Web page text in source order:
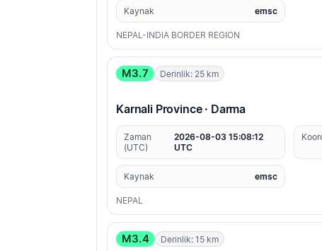
Kaynak emsc
NEPAL-INDIA BORDER REGION
M3.7 Derinlik: 25 km
Karnali Province · Darma
Zaman
(UTC)
2026-08-03 15:08:12
UTC
Kaynak emsc
NEPAL
M3.4 Derinlik: 15 km